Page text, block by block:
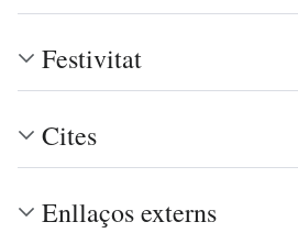
Festivitat
Cites
Enllaços externs